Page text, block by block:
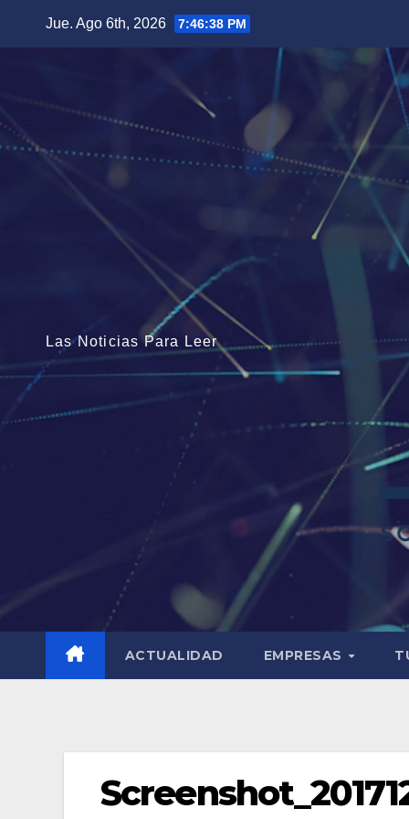
Jue. Ago 6th, 2026 7:46:39 PM
Las Noticias Para Leer
ACTUALIDAD EMPRESAS